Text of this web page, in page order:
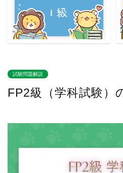
試験問題解説
FP2級（学科試験）